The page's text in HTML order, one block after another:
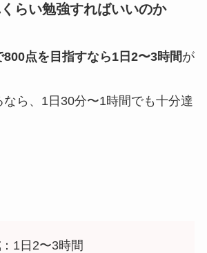
らい勉強すればいいのか
800点を目指すなら1日2〜3時間が
ら、1日30分〜1時間でも十分達
：1日2〜3時間